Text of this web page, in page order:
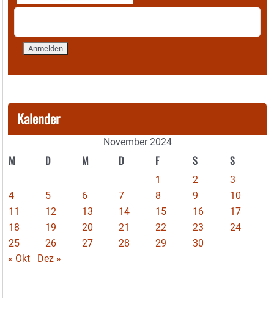
Kalender
November 2024
M D M D F S S
1 2
3
4
5 6 7 8 9
10
11
12 13 14 15 16
17
18
19 20 21 22 23
24
25
26 27 28 29
30
« Okt
Dez »